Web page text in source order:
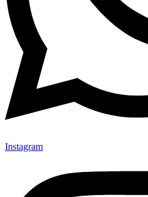
Instagram